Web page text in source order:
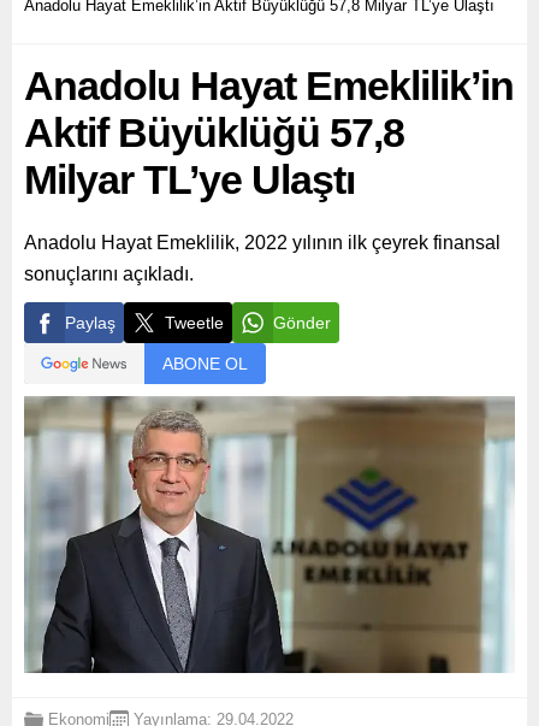
Anadolu Hayat Emeklilik’in Aktif Büyüklüğü 57,8 Milyar TL’ye Ulaştı
Anadolu Hayat Emeklilik’in
Aktif Büyüklüğü 57,8
Milyar TL’ye Ulaştı
Anadolu Hayat Emeklilik, 2022 yılının ilk çeyrek finansal
sonuçlarını açıkladı.
Paylaş Tweetle Gönder
ABONE OL
Ekonomi Yayınlama: 29.04.2022